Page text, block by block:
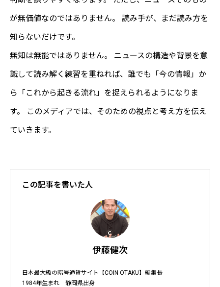
が無価値なのではありません。 読み手が、まだ読み方を
知らないだけです。
無知は無能ではありません。 ニュースの構造や背景を意
識して読み解く練習を重ねれば、誰でも「今の情報」か
ら「これから起きる流れ」を捉えられるようになりま
す。 このメディアでは、そのための視点と考え方を伝え
ていきます。
この記事を書いた人
伊藤健次
日本最大級の暗号通貨サイト【COIN OTAKU】編集長
1984年生まれ　静岡県出身